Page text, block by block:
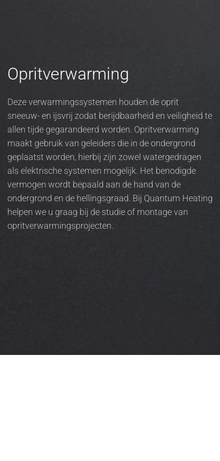
Opritverwarming
Deze verwarmingssystemen houden de oprit
sneeuw- en ijsvrij zodat berijdbaarheid en veiligheid te
allen tijde gegarandeerd worden. Opritverwarming
maakt gebruik van geleiders die in de ondergrond
geplaatst worden, hierbij zijn zowel watergedragen
als elektrische systemen mogelijk. Het benodigde
vermogen wordt bepaald aan de hand van de
ondergrond en de hellingsgraad. Bij Quantum Heating
helpen we u graag bij de studie of montage van
opritverwarmingsprojecten.